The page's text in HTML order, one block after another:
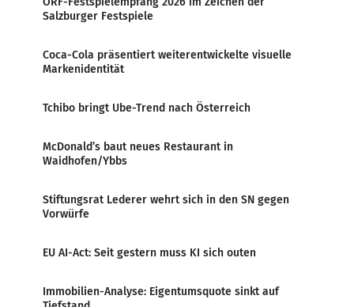
Salzburger Festspiele
Coca-Cola präsentiert weiterentwickelte visuelle
Markenidentität
Tchibo bringt Ube-Trend nach Österreich
McDonald’s baut neues Restaurant in
Waidhofen/Ybbs
Stiftungsrat Lederer wehrt sich in den SN gegen
Vorwürfe
EU AI-Act: Seit gestern muss KI sich outen
Immobilien-Analyse: Eigentumsquote sinkt auf